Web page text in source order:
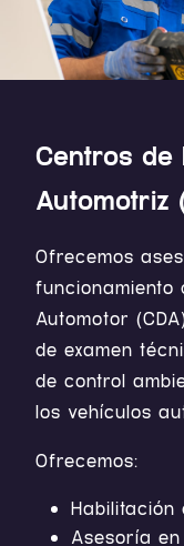
Centros de
Automotriz
Ofrecemos
funcionamiento
Automotor
de examen
de control
los vehículos
Ofrecemos:
Habilitación
Asesoría